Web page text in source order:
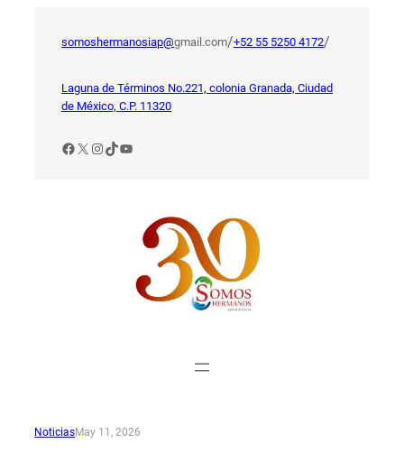
somoshermanosiap@gmail.com/+52 55 5250 4172/
Laguna de Términos No.221, colonia Granada, Ciudad
de México, C.P. 11320
Facebook
X Instagram
TikTok
YouTube
NoticiasMay 11, 2026